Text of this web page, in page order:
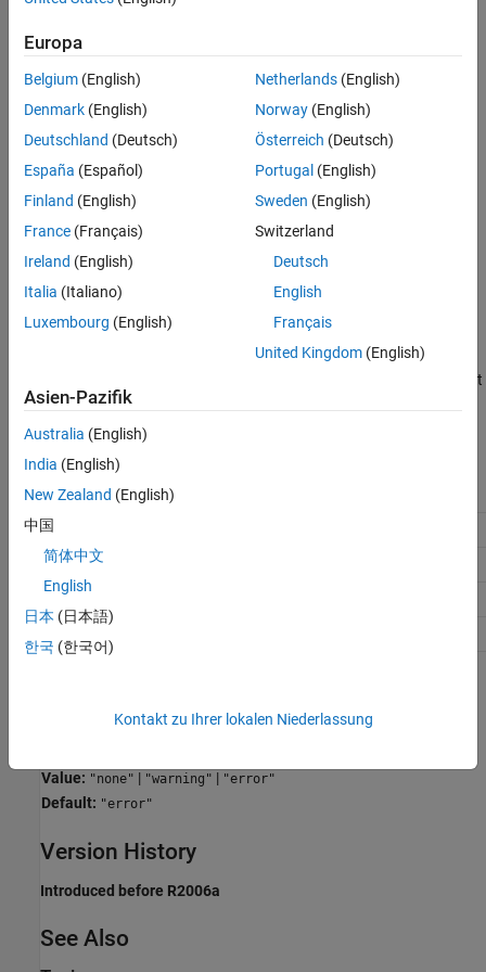
Programmatic Use
Version History
See Also
This diagnostic applies only to named tunable parameters that
Settings
(default) | warning
error
The software issues an error and terminates code generation if a
warning
The software issues a warning if a parameter downcast occurs
The software does not issue a diagnostic if a parameter downcast
occurs during code generation.
Recommended Settings
Application
Debugging
Traceability
Efficiency
Parameter: ParameterDowncastMsg
Value: "none" | "warning" | "error"
Default: "error"
Version History
Introduced before R2006a
See Also
Europa
Belgium (English)
Denmark (English)
Deutschland (Deutsch)
España (Español)
Finland (English)
France (Français)
Ireland (English)
Italia (Italiano)
Luxembourg (English)
Netherlands(English)
Norway(English)
Österreich (Deutsch)
Portugal (English)
Sweden (English)
Switzerland
Deutsch
English
Français
United Kingdom(English)
Asien-Pazifik
Australia (English)
India (English)
New Zealand (English)
中国
简体中文
English
日本 (日本語)
한국 (한국어)
Kontakt zu Ihrer lokalen Niederlassung